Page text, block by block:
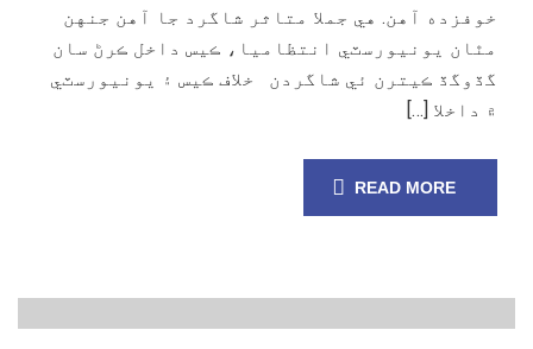
خوفزده آهن. هي جملا متاثر شاگرد جا آهن جنهن
مٿان يونيورسٽي انتظاميا، ڪيس داخل ڪرڻ سان
گڏوگڏ ڪيترن ئي شاگردن خلاف ڪيس ۽ يونيورسٽي
۾ داخلا […]
READ MORE